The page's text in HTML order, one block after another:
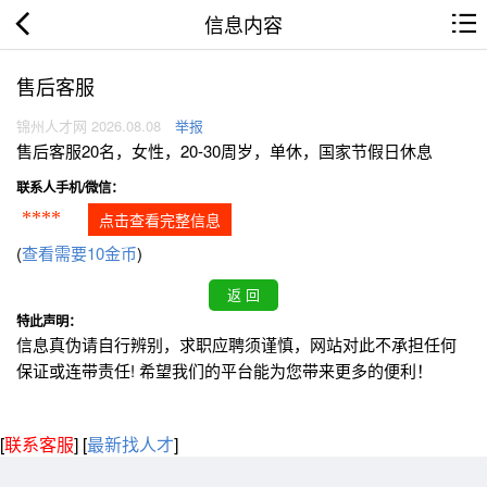
信息内容
售后客服
锦州人才网 2026.08.08 举报
售后客服20名，女性，20-30周岁，单休，国家节假日休息
联系人手机/微信：
**** 点击查看完整信息
(查看需要10金币)
特此声明：
信息真伪请自行辨别，求职应聘须谨慎，网站对此不承担任何
保证或连带责任! 希望我们的平台能为您带来更多的便利！
[联系客服] [最新找人才]